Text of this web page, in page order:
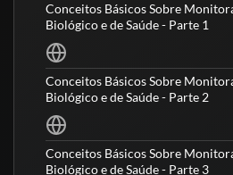
Conceitos Básicos Sobre
Biológico e de Saúde - Parte 1
Conceitos Básicos Sobre
Biológico e de Saúde - Parte 2
Conceitos Básicos Sobre
Biológico e de Saúde - Parte 3